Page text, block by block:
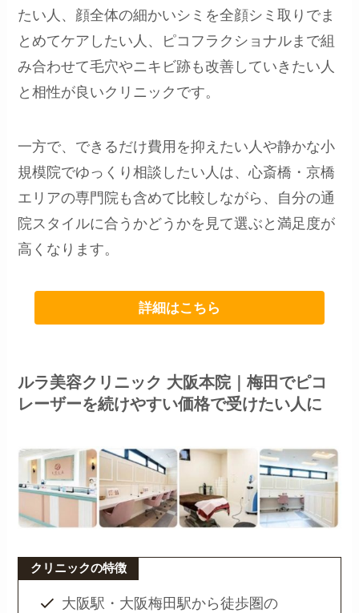
たい人、顔全体の細かいシミを全顔シミ取りでま
とめてケアしたい人、ピコフラクショナルまで組
み合わせて毛穴やニキビ跡も改善していきたい人
と相性が良いクリニックです。
一方で、できるだけ費用を抑えたい人や静かな小
規模院でゆっくり相談したい人は、心斎橋・京橋
エリアの専門院も含めて比較しながら、自分の通
院スタイルに合うかどうかを見て選ぶと満足度が
高くなります。
詳細はこちら
ルラ美容クリニック 大阪本院｜梅田でピコ
レーザーを続けやすい価格で受けたい人に
クリニックの特徴
大阪駅・大阪梅田駅から徒歩圏の